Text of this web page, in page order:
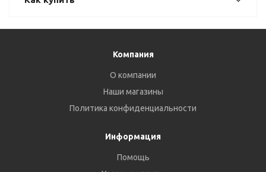
Компания
О компании
Наши магазины
Политика конфиденциальности
Информация
Помощь